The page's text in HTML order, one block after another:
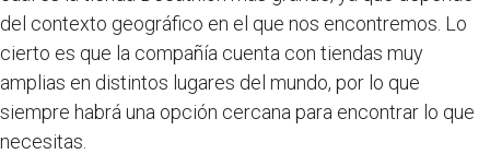
del contexto geográfico en el que nos encontremos. Lo
cierto es que la compañía cuenta con tiendas muy
amplias en distintos lugares del mundo, por lo que
siempre habrá una opción cercana para encontrar lo que
necesitas.